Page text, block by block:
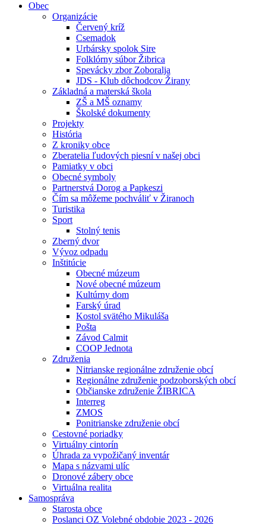
Obec
Organizácie
Červený kríž
Csemadok
Urbársky spolok Sire
Folklórny súbor Žibrica
Spevácky zbor Zoboralja
JDS - Klub dôchodcov Žirany
Základná a materská škola
ZŠ a MŠ oznamy
Školské dokumenty
Projekty
História
Z kroniky obce
Zberatelia ľudových piesní v našej obci
Pamiatky v obci
Obecné symboly
Partnerstvá Dorog a Papkeszi
Čím sa môžeme pochváliť v Žiranoch
Turistika
Sport
Stolný tenis
Zberný dvor
Vývoz odpadu
Inštitúcie
Obecné múzeum
Nové obecné múzeum
Kultúrny dom
Farský úrad
Kostol svätého Mikuláša
Pošta
Závod Calmit
COOP Jednota
Združenia
Nitrianske regionálne združenie obcí
Regionálne združenie podzoborských obcí
Občianske združenie ŽIBRICA
Interreg
ZMOS
Ponitrianske združenie obcí
Cestovné poriadky
Virtuálny cintorín
Úhrada za vypožičaný inventár
Mapa s názvami ulíc
Dronové zábery obce
Virtuálna realita
Samospráva
Starosta obce
Poslanci OZ Volebné obdobie 2023 - 2026